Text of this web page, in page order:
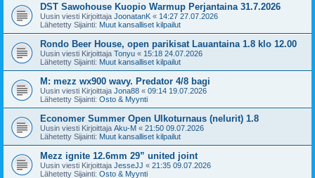
DST Sawohouse Kuopio Warmup Perjantaina 31.7.2026
Uusin viesti Kirjoittaja JoonatanK « 14:27 27.07.2026
Lähetetty Sijainti: Muut kansalliset kilpailut
Rondo Beer House, open parikisat Lauantaina 1.8 klo 12.00
Uusin viesti Kirjoittaja Tonyu « 15:18 24.07.2026
Lähetetty Sijainti: Muut kansalliset kilpailut
M: mezz wx900 wavy. Predator 4/8 bagi
Uusin viesti Kirjoittaja Jona88 « 09:14 19.07.2026
Lähetetty Sijainti: Osto & Myynti
Economer Summer Open Ulkoturnaus (nelurit) 1.8
Uusin viesti Kirjoittaja Aku-M « 21:50 09.07.2026
Lähetetty Sijainti: Muut kansalliset kilpailut
Mezz ignite 12.6mm 29” united joint
Uusin viesti Kirjoittaja JesseJJ « 21:35 09.07.2026
Lähetetty Sijainti: Osto & Myynti